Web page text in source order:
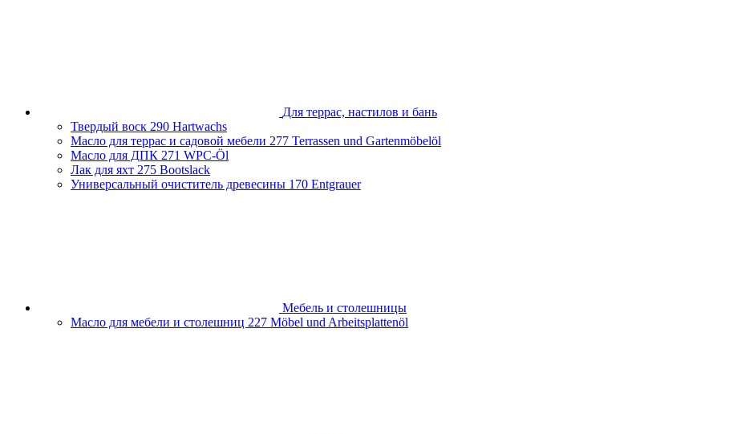
Для террас, настилов и бань
Твердый воск 290 Hartwachs
Масло для террас и садовой мебели 277 Terrassen und Gartenmöbelöl
Масло для ДПК 271 WPC-Öl
Лак для яхт 275 Bootslack
Универсальный очиститель древесины 170 Entgrauer
Мебель и столешницы
Масло для мебели и столешниц 227 Möbel und Arbeitsplattenöl